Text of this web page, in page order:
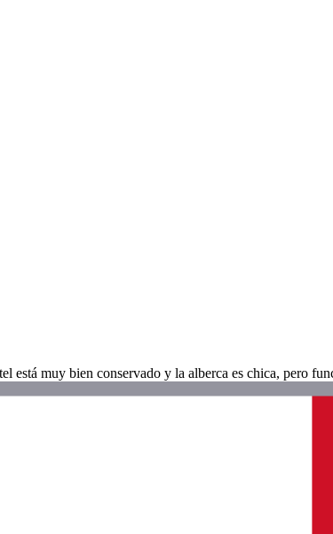
está muy bien conservado y la alberca es chica, pero